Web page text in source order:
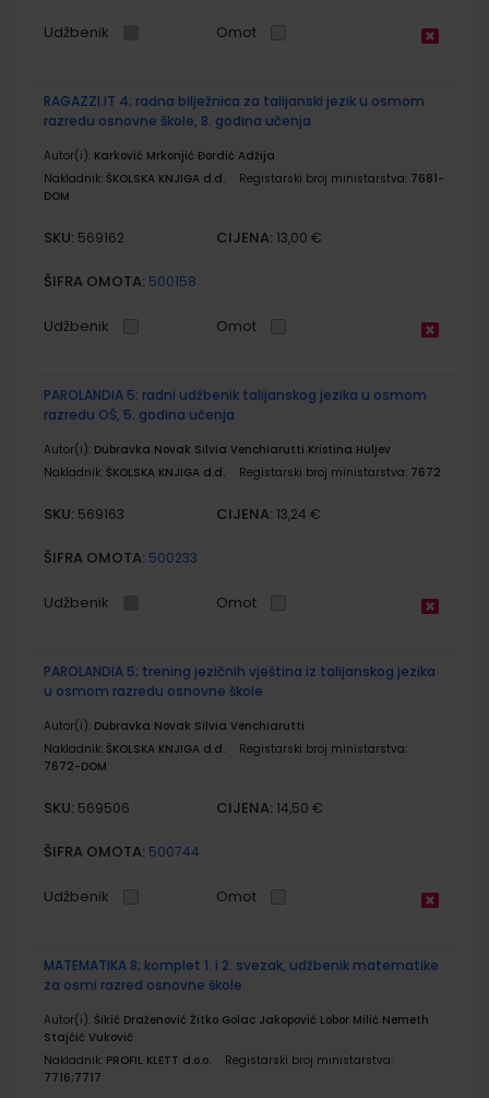
Udžbenik Omot
RAGAZZI.IT 4; radna bilježnica za talijanski jezik u osmom
razredu osnovne škole, 8. godina učenja
Autor(i): Karković Mrkonjić Đordić Adžija
Nakladnik: ŠKOLSKA KNJIGA d.d. Registarski broj ministarstva: 7681-
DOM
SKU: 569162 CIJENA: 13,00 €
ŠIFRA OMOTA: 500158
Udžbenik Omot
PAROLANDIA 5; radni udžbenik talijanskog jezika u osmom
razredu OŠ, 5. godina učenja
Autor(i): Dubravka Novak Silvia Venchiarutti Kristina Huljev
Nakladnik: ŠKOLSKA KNJIGA d.d. Registarski broj ministarstva: 7672
SKU: 569163 CIJENA: 13,24 €
ŠIFRA OMOTA: 500233
Udžbenik Omot
PAROLANDIA 5; trening jezičnih vještina iz talijanskog jezika
u osmom razredu osnovne škole
Autor(i): Dubravka Novak Silvia Venchiarutti
Nakladnik: ŠKOLSKA KNJIGA d.d.
Registarski broj ministarstva:
7672-DOM
SKU: 569506 CIJENA: 14,50 €
ŠIFRA OMOTA: 500744
Udžbenik Omot
MATEMATIKA 8; komplet 1. i 2. svezak, udžbenik matematike
za osmi razred osnovne škole
Autor(i): Šikić Draženović Žitko Golac Jakopović Lobor Milić Nemeth
Stajčić Vuković
Nakladnik: PROFIL KLETT d.o.o.
Registarski broj ministarstva:
7716;7717